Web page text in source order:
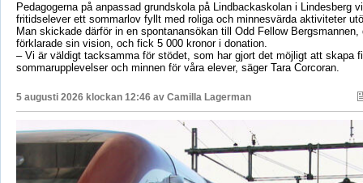
Pedagogerna på anpassad grundskola på Lindbackaskolan i Lindesberg
fritidselever ett sommarlov fyllt med roliga och minnesvärda aktiviteter
Man skickade därför in en spontanansökan till Odd Fellow Bergsmannen,
förklarade sin vision, och fick 5 000 kronor i donation.
– Vi är väldigt tacksamma för stödet, som har gjort det möjligt att skapa
sommarupplevelser och minnen för våra elever, säger Tara Corcoran.
5 augusti 2026 klockan 12:46 av Camilla Lagerman